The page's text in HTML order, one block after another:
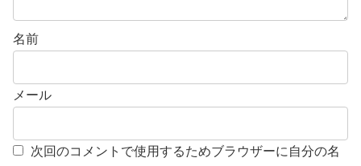
名前
メール
次回のコメントで使用するためブラウザーに自分の名